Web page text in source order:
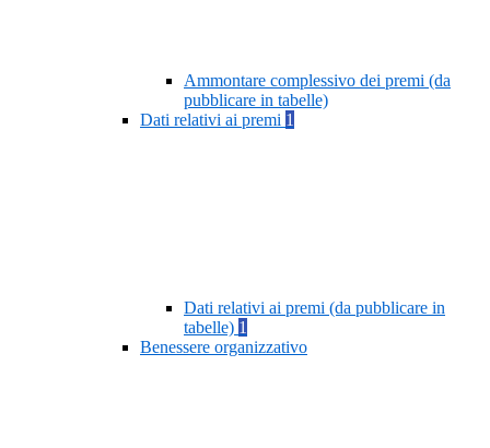
Ammontare complessivo dei premi (da
pubblicare in tabelle)
Dati relativi ai premi 1
Dati relativi ai premi (da pubblicare in
tabelle) 1
Benessere organizzativo